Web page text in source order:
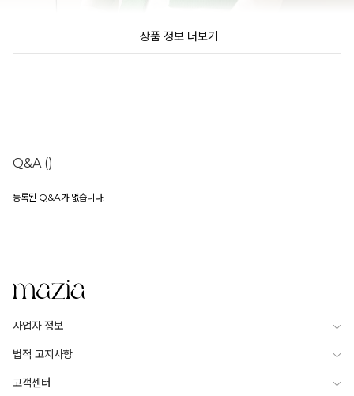
상품 정보 더보기
Q&A ()
등록된 Q&A가 없습니다.
사업자 정보
법적 고지사항
고객센터